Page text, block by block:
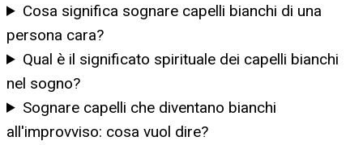
Cosa significa sognare capelli bianchi di una
persona cara?
Qual è il significato spirituale dei capelli bianchi
nel sogno?
Sognare capelli che diventano bianchi
all'improvviso: cosa vuol dire?